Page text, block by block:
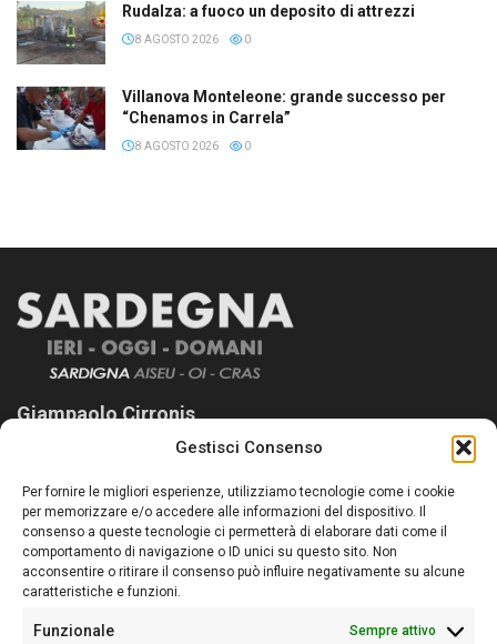
Gestisci Consenso
Per fornire le migliori esperienze, utilizziamo tecnologie come i cookie
per memorizzare e/o accedere alle informazioni del dispositivo. Il
consenso a queste tecnologie ci permetterà di elaborare dati come il
comportamento di navigazione o ID unici su questo sito. Non
acconsentire o ritirare il consenso può influire negativamente su alcune
caratteristiche e funzioni.
Funzionale Sempre attivo
Rudalza: a fuoco un deposito di attrezzi
8 AGOSTO 2026 0
Villanova Monteleone: grande successo per
“Chenamos in Carrela”
8 AGOSTO 2026 0
Giampaolo Cirronis
Sardegna Ieri-Oggi-Domani nasce per informare “liberamente” i
lettori su quanto accade in Sardegna, con un occhio rivolto al
nostro passato e, soprattutto, al nostro futuro
Follow Us